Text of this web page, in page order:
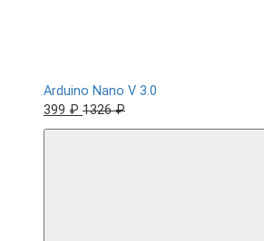
Arduino Nano V 3.0
399 ₽ 1326 ₽